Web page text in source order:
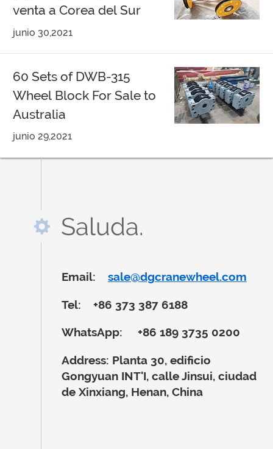
venta a Corea del Sur
junio 30,2021
60 Sets of DWB-315
Wheel Block For Sale to
Australia
junio 29,2021
Saluda.
Email: sale@dgcranewheel.com
Tel: +86 373 387 6188
WhatsApp: +86 189 3735 0200
Address: Planta 30, edificio
Gongyuan INT'I, calle Jinsui, ciudad
de Xinxiang, Henan, China